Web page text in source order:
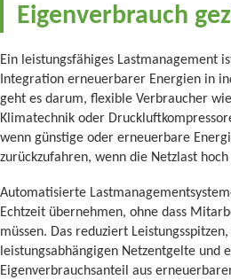
Eigenverbrauch
Ein leistungsfähiges Lastmanagement
Integration erneuerbarer Energien in
geht es darum, flexible Verbraucher
Klimatechnik oder
wenn günstige oder erneuerbare
zurückzufahren, wenn die Netzlast
Automatisierte
Echtzeit übernehmen, ohne dass
müssen. Das reduziert
leistungsabhängigen Netzentgelte und
Eigenverbrauchsanteil aus